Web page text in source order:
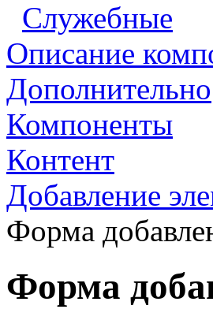
Служебные
Описание
Дополнительно
Компоненты
Контент
Добавление
Форма
Форма